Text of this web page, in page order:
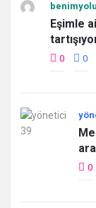
Eşimle
0 0
0